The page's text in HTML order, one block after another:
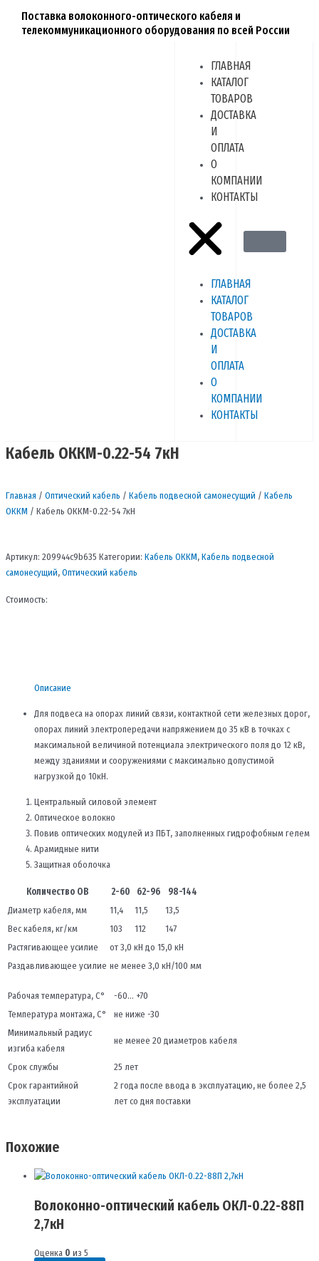
содержимому
Поставка волоконного-оптического кабеля и
телекоммуникационного оборудования по всей России
ГЛАВНАЯ
КАТАЛОГ
ТОВАРОВ
ДОСТАВКА
И
ОПЛАТА
О
КОМПАНИИ
КОНТАКТЫ
ГЛАВНАЯ
КАТАЛОГ
ТОВАРОВ
ДОСТАВКА
И
ОПЛАТА
О
КОМПАНИИ
КОНТАКТЫ
Кабель ОККМ-0.22-54 7кН
Главная / Оптический кабель / Кабель подвесной самонесущий / Кабель
ОККМ / Кабель ОККМ-0.22-54 7кН
Артикул: 209944c9b635 Категории: Кабель ОККМ,Кабель подвесной
самонесущий,Оптический кабель
Стоимость:
Описание
Для подвеса на опорах линий связи, контактной сети железных дорог,
опорах линий электропередачи напряжением до 35 кВ в точках с
максимальной величиной потенциала электрического поля до 12 кВ,
между зданиями и сооружениями с максимально допустимой
нагрузкой до 10кН.
Центральный силовой элемент
Оптическое волокно
Повив оптических модулей из ПБТ, заполненных гидрофобным гелем
Арамидные нити
Защитная оболочка
Количество ОВ 2-60 62-96
98-144
Диаметр кабеля, мм
11,4 11,5
13,5
Вес кабеля, кг/км
103 112
147
Растягивающее усилие
от 3,0 кН до 15,0 кН
Раздавливающее усилие не менее 3,0 кН/100 мм
Рабочая температура, С°
-60… +70
Температура монтажа, С°
не ниже -30
Минимальный радиус
изгиба кабеля
не менее 20 диаметров кабеля
Срок службы
25 лет
Срок гарантийной
эксплуатации
2 года после ввода в эксплуатацию, не более 2,5
лет со дня поставки
Похожие
Волоконно-оптический кабель ОКЛ-0.22-88П
2,7кН
Оценка 0 из 5